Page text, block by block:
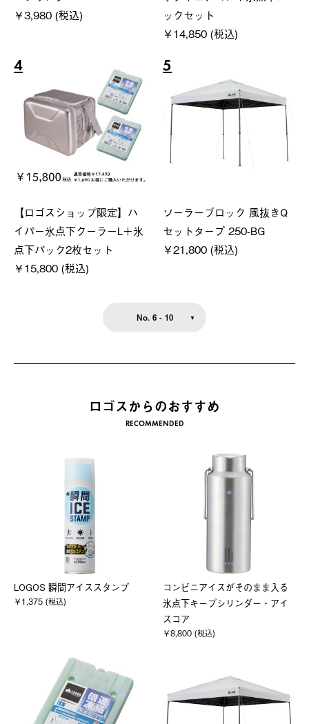
￥3,980 (税込)
ックセット
￥14,850 (税込)
4
【ロゴスショップ限定】ハ
イパー氷点下クーラーL＋氷
点下パック2枚セット
￥15,800 (税込)
5
ソーラーブロック 風抜きQ
セットタープ 250-BG
￥21,800 (税込)
No. 6 - 10
ロゴスからのおすすめ
RECOMMENDED
LOGOS 瞬間アイススタンプ
￥1,375 (税込)
コンビニアイスがそのまま入る
氷点下キープシリンダー・アイ
スコア
￥8,800 (税込)